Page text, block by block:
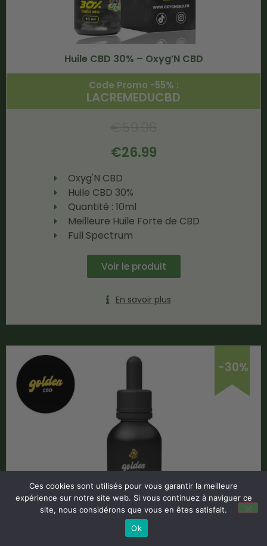
Huile CBD 30% – Oxyg’N CBD
Code Promo -55% :
LACREMEDUCBD
€26.99
Oxyg'N CBD
Huile CBD 30%
Quantité : 10ml
Meilleure Huile Forte de CBD
Full Spectrum
Voir le produit
En savoir plus
-30%
Ces cookies sont utilisés pour vous garantir la meilleure
expérience sur notre site web. Si vous continuez à naviguer ce
site, nous considérons que vous en êtes satisfait.
Ok